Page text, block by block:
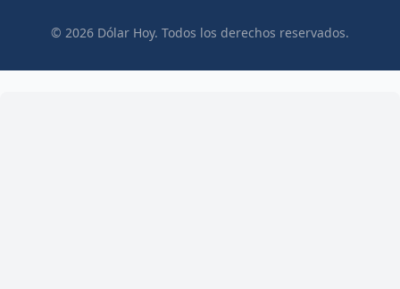
© 2026 Dólar Hoy. Todos los derechos reservados.